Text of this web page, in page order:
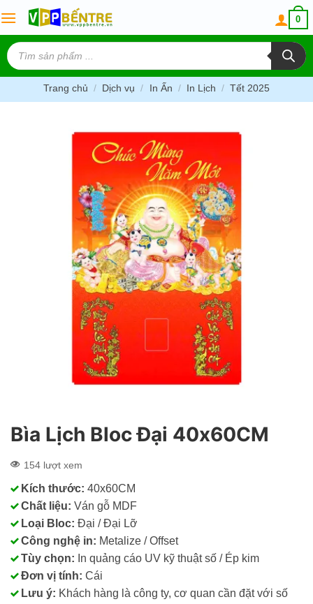
to
content
0
Tìm
kiếm
sản
phẩm
Trang chủ / Dịch vụ / In Ấn / In Lịch / Tết 2025
Bìa Lịch Bloc Đại 40x60CM
154 lượt xem
Kích thước: 40x60CM
Chất liệu: Ván gỗ MDF
Loại Bloc: Đại / Đại Lỡ
Công nghệ in: Metalize / Offset
Tùy chọn: In quảng cáo UV kỹ thuật số / Ép kim
Đơn vị tính: Cái
Lưu ý: Khách hàng là công ty, cơ quan cần đặt với số